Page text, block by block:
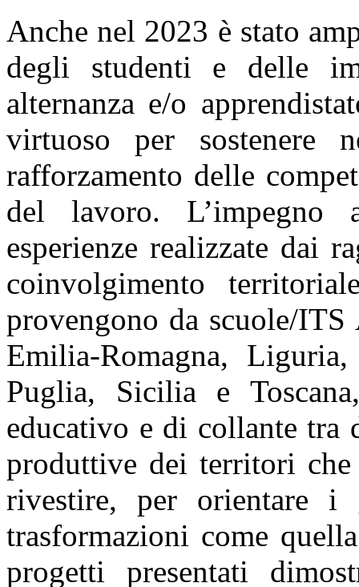
Anche nel 2023 è stato
degli studenti e delle
alternanza e/o
virtuoso per sostenere
rafforzamento delle
del lavoro. L’impegno
esperienze realizzate dai
coinvolgimento
provengono da scuole/
Emilia-Romagna,
Puglia, Sicilia e
educativo e di collante tra
produttive dei territori
rivestire, per orientare
trasformazioni come
progetti presentati